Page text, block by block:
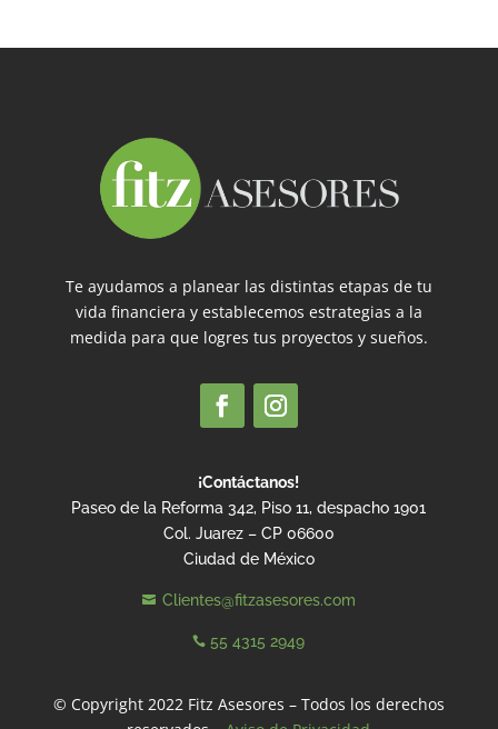
Te ayudamos a planear las distintas etapas de tu
vida financiera y establecemos estrategias a la
medida para que logres tus proyectos y sueños.
¡Contáctanos!
Paseo de la Reforma 342, Piso 11, despacho 1901
Col. Juarez – CP 06600
Ciudad de México
 Clientes@fitzasesores.com
 55 4315 2949
© Copyright 2022 Fitz Asesores – Todos los derechos